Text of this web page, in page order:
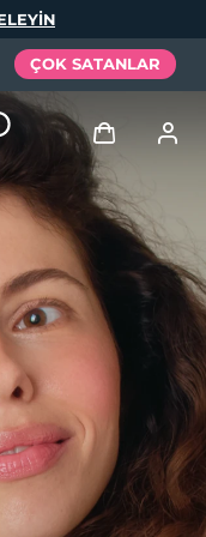
ÇOK SATANLAR
Giriş
Kullanici profi̇li̇
Cihazlarım
Siparişlerim
Adresim
Aboneliklerim
Español
Português
Русский
繁體中文